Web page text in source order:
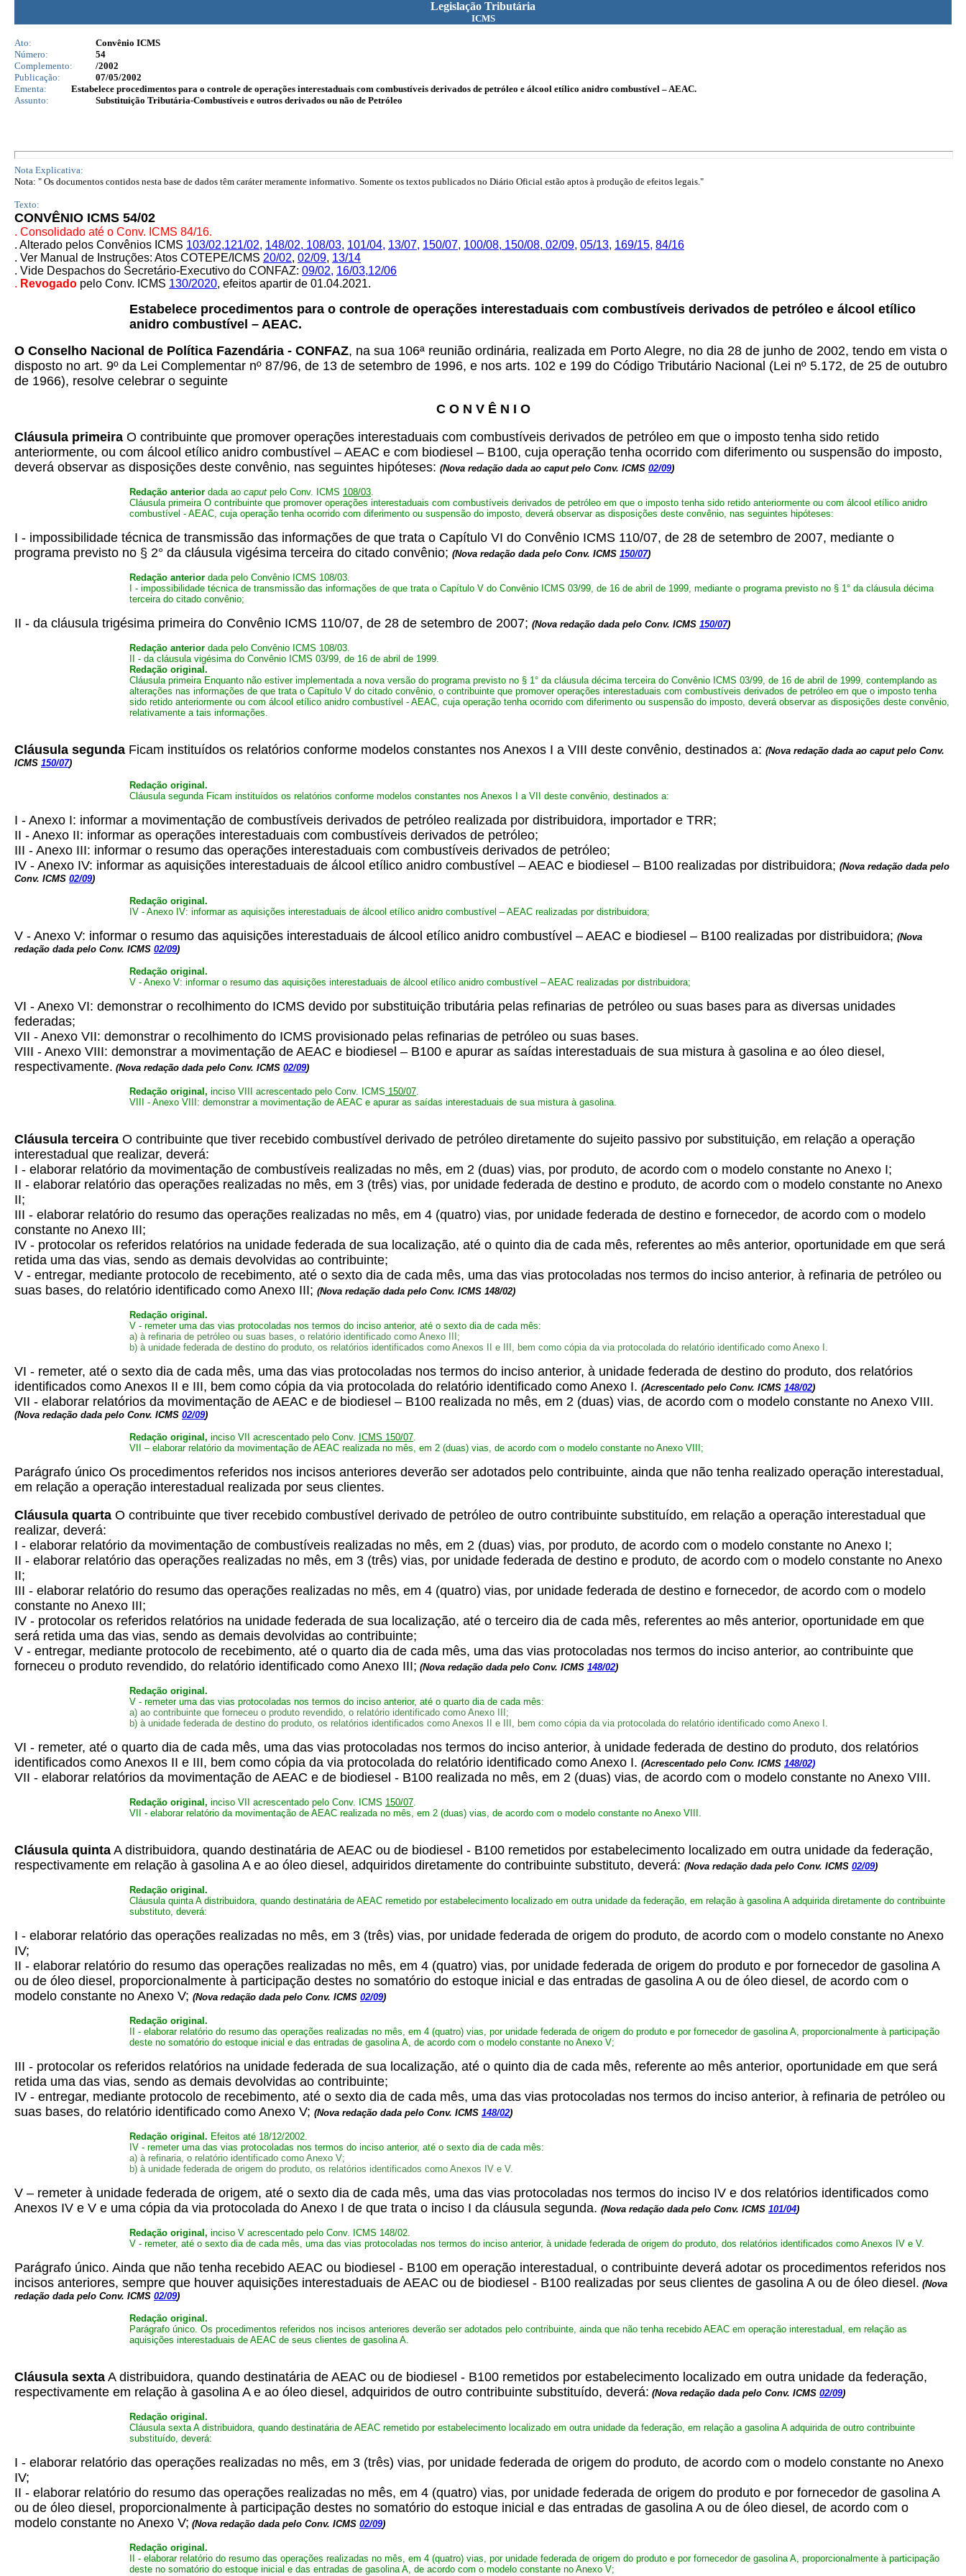
Legislação Tributária
ICMS
Ato:
Convênio ICMS
Número:
54
Complemento:
/2002
Publicação:
07/05/2002
Ementa:
Estabelece procedimentos para o controle de operações interestaduais com combustíveis derivados de petróleo e álcool etílico anidro combustível – AEAC.
Assunto:
Substituição Tributária-Combustíveis e outros derivados ou não de Petróleo
Nota Explicativa:
Nota: " Os documentos contidos nesta base de dados têm caráter meramente informativo. Somente os textos publicados no Diário Oficial estão aptos à produção de efeitos legais."
Texto:
CONVÊNIO ICMS 54/02
. Consolidado até o Conv. ICMS 84/16.
. Alterado pelos Convênios ICMS 103/02,121/02, 148/02, 108/03, 101/04, 13/07, 150/07, 100/08, 150/08, 02/09, 05/13, 169/15, 84/16
. Ver Manual de Instruções: Atos COTEPE/ICMS 20/02, 02/09, 13/14
. Vide Despachos do Secretário-Executivo do CONFAZ: 09/02, 16/03,12/06
. Revogado pelo Conv. ICMS 130/2020, efeitos apartir de 01.04.2021.
Estabelece procedimentos para o controle de operações interestaduais com combustíveis derivados de petróleo e álcool etílico
anidro combustível – AEAC.
O Conselho Nacional de Política Fazendária - CONFAZ, na sua 106ª reunião ordinária, realizada em Porto Alegre, no dia 28 de junho de 2002, tendo em vista o
disposto no art. 9º da Lei Complementar nº 87/96, de 13 de setembro de 1996, e nos arts. 102 e 199 do Código Tributário Nacional (Lei nº 5.172, de 25 de outubro
de 1966), resolve celebrar o seguinte
C O N V Ê N I O
Cláusula primeira O contribuinte que promover operações interestaduais com combustíveis derivados de petróleo em que o imposto tenha sido retido
anteriormente, ou com álcool etílico anidro combustível – AEAC e com biodiesel – B100, cuja operação tenha ocorrido com diferimento ou suspensão do imposto,
deverá observar as disposições deste convênio, nas seguintes hipóteses: (Nova redação dada ao caput pelo Conv. ICMS 02/09)
Redação anterior dada ao caput pelo Conv. ICMS 108/03.
Cláusula primeira O contribuinte que promover operações interestaduais com combustíveis derivados de petróleo em que o imposto tenha sido retido anteriormente ou com álcool etílico anidro
combustível - AEAC, cuja operação tenha ocorrido com diferimento ou suspensão do imposto, deverá observar as disposições deste convênio, nas seguintes hipóteses:
I - impossibilidade técnica de transmissão das informações de que trata o Capítulo VI do Convênio ICMS 110/07, de 28 de setembro de 2007, mediante o
programa previsto no § 2° da cláusula vigésima terceira do citado convênio; (Nova redação dada pelo Conv. ICMS 150/07)
Redação anterior dada pelo Convênio ICMS 108/03.
I - impossibilidade técnica de transmissão das informações de que trata o Capítulo V do Convênio ICMS 03/99, de 16 de abril de 1999, mediante o programa previsto no § 1° da cláusula décima
terceira do citado convênio;
II - da cláusula trigésima primeira do Convênio ICMS 110/07, de 28 de setembro de 2007; (Nova redação dada pelo Conv. ICMS 150/07)
Redação anterior dada pelo Convênio ICMS 108/03.
II - da cláusula vigésima do Convênio ICMS 03/99, de 16 de abril de 1999.
Redação original.
Cláusula primeira Enquanto não estiver implementada a nova versão do programa previsto no § 1° da cláusula décima terceira do Convênio ICMS 03/99, de 16 de abril de 1999, contemplando as
alterações nas informações de que trata o Capítulo V do citado convênio, o contribuinte que promover operações interestaduais com combustíveis derivados de petróleo em que o imposto tenha
sido retido anteriormente ou com álcool etílico anidro combustível - AEAC, cuja operação tenha ocorrido com diferimento ou suspensão do imposto, deverá observar as disposições deste convênio,
relativamente a tais informações.
Cláusula segunda Ficam instituídos os relatórios conforme modelos constantes nos Anexos I a VIII deste convênio, destinados a: (Nova redação dada ao caput pelo Conv.
ICMS 150/07)
Redação original.
Cláusula segunda Ficam instituídos os relatórios conforme modelos constantes nos Anexos I a VII deste convênio, destinados a:
I - Anexo I: informar a movimentação de combustíveis derivados de petróleo realizada por distribuidora, importador e TRR;
II - Anexo II: informar as operações interestaduais com combustíveis derivados de petróleo;
III - Anexo III: informar o resumo das operações interestaduais com combustíveis derivados de petróleo;
IV - Anexo IV: informar as aquisições interestaduais de álcool etílico anidro combustível – AEAC e biodiesel – B100 realizadas por distribuidora; (Nova redação dada pelo
Conv. ICMS 02/09)
Redação original.
IV - Anexo IV: informar as aquisições interestaduais de álcool etílico anidro combustível – AEAC realizadas por distribuidora;
V - Anexo V: informar o resumo das aquisições interestaduais de álcool etílico anidro combustível – AEAC e biodiesel – B100 realizadas por distribuidora; (Nova
redação dada pelo Conv. ICMS 02/09)
Redação original.
V - Anexo V: informar o resumo das aquisições interestaduais de álcool etílico anidro combustível – AEAC realizadas por distribuidora;
VI - Anexo VI: demonstrar o recolhimento do ICMS devido por substituição tributária pelas refinarias de petróleo ou suas bases para as diversas unidades
federadas;
VII - Anexo VII: demonstrar o recolhimento do ICMS provisionado pelas refinarias de petróleo ou suas bases.
VIII - Anexo VIII: demonstrar a movimentação de AEAC e biodiesel – B100 e apurar as saídas interestaduais de sua mistura à gasolina e ao óleo diesel,
respectivamente. (Nova redação dada pelo Conv. ICMS 02/09)
Redação original, inciso VIII acrescentado pelo Conv. ICMS 150/07.
VIII - Anexo VIII: demonstrar a movimentação de AEAC e apurar as saídas interestaduais de sua mistura à gasolina.
Cláusula terceira O contribuinte que tiver recebido combustível derivado de petróleo diretamente do sujeito passivo por substituição, em relação a operação
interestadual que realizar, deverá:
I - elaborar relatório da movimentação de combustíveis realizadas no mês, em 2 (duas) vias, por produto, de acordo com o modelo constante no Anexo I;
II - elaborar relatório das operações realizadas no mês, em 3 (três) vias, por unidade federada de destino e produto, de acordo com o modelo constante no Anexo
II;
III - elaborar relatório do resumo das operações realizadas no mês, em 4 (quatro) vias, por unidade federada de destino e fornecedor, de acordo com o modelo
constante no Anexo III;
IV - protocolar os referidos relatórios na unidade federada de sua localização, até o quinto dia de cada mês, referentes ao mês anterior, oportunidade em que será
retida uma das vias, sendo as demais devolvidas ao contribuinte;
V - entregar, mediante protocolo de recebimento, até o sexto dia de cada mês, uma das vias protocoladas nos termos do inciso anterior, à refinaria de petróleo ou
suas bases, do relatório identificado como Anexo III; (Nova redação dada pelo Conv. ICMS 148/02)
Redação original.
V - remeter uma das vias protocoladas nos termos do inciso anterior, até o sexto dia de cada mês:
a) à refinaria de petróleo ou suas bases, o relatório identificado como Anexo III;
b) à unidade federada de destino do produto, os relatórios identificados como Anexos II e III, bem como cópia da via protocolada do relatório identificado como Anexo I.
VI - remeter, até o sexto dia de cada mês, uma das vias protocoladas nos termos do inciso anterior, à unidade federada de destino do produto, dos relatórios
identificados como Anexos II e III, bem como cópia da via protocolada do relatório identificado como Anexo I. (Acrescentado pelo Conv. ICMS 148/02)
VII - elaborar relatórios da movimentação de AEAC e de biodiesel – B100 realizada no mês, em 2 (duas) vias, de acordo com o modelo constante no Anexo VIII.
(Nova redação dada pelo Conv. ICMS 02/09)
Redação original, inciso VII acrescentado pelo Conv. ICMS 150/07.
VII – elaborar relatório da movimentação de AEAC realizada no mês, em 2 (duas) vias, de acordo com o modelo constante no Anexo VIII;
Parágrafo único Os procedimentos referidos nos incisos anteriores deverão ser adotados pelo contribuinte, ainda que não tenha realizado operação interestadual,
em relação a operação interestadual realizada por seus clientes.
Cláusula quarta O contribuinte que tiver recebido combustível derivado de petróleo de outro contribuinte substituído, em relação a operação interestadual que
realizar, deverá:
I - elaborar relatório da movimentação de combustíveis realizadas no mês, em 2 (duas) vias, por produto, de acordo com o modelo constante no Anexo I;
II - elaborar relatório das operações realizadas no mês, em 3 (três) vias, por unidade federada de destino e produto, de acordo com o modelo constante no Anexo
II;
III - elaborar relatório do resumo das operações realizadas no mês, em 4 (quatro) vias, por unidade federada de destino e fornecedor, de acordo com o modelo
constante no Anexo III;
IV - protocolar os referidos relatórios na unidade federada de sua localização, até o terceiro dia de cada mês, referentes ao mês anterior, oportunidade em que
será retida uma das vias, sendo as demais devolvidas ao contribuinte;
V - entregar, mediante protocolo de recebimento, até o quarto dia de cada mês, uma das vias protocoladas nos termos do inciso anterior, ao contribuinte que
forneceu o produto revendido, do relatório identificado como Anexo III; (Nova redação dada pelo Conv. ICMS 148/02)
Redação original.
V - remeter uma das vias protocoladas nos termos do inciso anterior, até o quarto dia de cada mês:
a) ao contribuinte que forneceu o produto revendido, o relatório identificado como Anexo III;
b) à unidade federada de destino do produto, os relatórios identificados como Anexos II e III, bem como cópia da via protocolada do relatório identificado como Anexo I.
VI - remeter, até o quarto dia de cada mês, uma das vias protocoladas nos termos do inciso anterior, à unidade federada de destino do produto, dos relatórios
identificados como Anexos II e III, bem como cópia da via protocolada do relatório identificado como Anexo I. (Acrescentado pelo Conv. ICMS 148/02)
VII - elaborar relatórios da movimentação de AEAC e de biodiesel - B100 realizada no mês, em 2 (duas) vias, de acordo com o modelo constante no Anexo VIII.
Redação original, inciso VII acrescentado pelo Conv. ICMS 150/07.
VII - elaborar relatório da movimentação de AEAC realizada no mês, em 2 (duas) vias, de acordo com o modelo constante no Anexo VIII.
Cláusula quinta A distribuidora, quando destinatária de AEAC ou de biodiesel - B100 remetidos por estabelecimento localizado em outra unidade da federação,
respectivamente em relação à gasolina A e ao óleo diesel, adquiridos diretamente do contribuinte substituto, deverá: (Nova redação dada pelo Conv. ICMS 02/09)
Redação original.
Cláusula quinta A distribuidora, quando destinatária de AEAC remetido por estabelecimento localizado em outra unidade da federação, em relação à gasolina A adquirida diretamente do contribuinte
substituto, deverá:
I - elaborar relatório das operações realizadas no mês, em 3 (três) vias, por unidade federada de origem do produto, de acordo com o modelo constante no Anexo
IV;
II - elaborar relatório do resumo das operações realizadas no mês, em 4 (quatro) vias, por unidade federada de origem do produto e por fornecedor de gasolina A
ou de óleo diesel, proporcionalmente à participação destes no somatório do estoque inicial e das entradas de gasolina A ou de óleo diesel, de acordo com o
modelo constante no Anexo V; (Nova redação dada pelo Conv. ICMS 02/09)
Redação original.
II - elaborar relatório do resumo das operações realizadas no mês, em 4 (quatro) vias, por unidade federada de origem do produto e por fornecedor de gasolina A, proporcionalmente à participação
deste no somatório do estoque inicial e das entradas de gasolina A, de acordo com o modelo constante no Anexo V;
III - protocolar os referidos relatórios na unidade federada de sua localização, até o quinto dia de cada mês, referente ao mês anterior, oportunidade em que será
retida uma das vias, sendo as demais devolvidas ao contribuinte;
IV - entregar, mediante protocolo de recebimento, até o sexto dia de cada mês, uma das vias protocoladas nos termos do inciso anterior, à refinaria de petróleo ou
suas bases, do relatório identificado como Anexo V; (Nova redação dada pelo Conv. ICMS 148/02)
Redação original. Efeitos até 18/12/2002.
IV - remeter uma das vias protocoladas nos termos do inciso anterior, até o sexto dia de cada mês:
a) à refinaria, o relatório identificado como Anexo V;
b) à unidade federada de origem do produto, os relatórios identificados como Anexos IV e V.
V – remeter à unidade federada de origem, até o sexto dia de cada mês, uma das vias protocoladas nos termos do inciso IV e dos relatórios identificados como
Anexos IV e V e uma cópia da via protocolada do Anexo I de que trata o inciso I da cláusula segunda. (Nova redação dada pelo Conv. ICMS 101/04)
Redação original, inciso V acrescentado pelo Conv. ICMS 148/02.
V - remeter, até o sexto dia de cada mês, uma das vias protocoladas nos termos do inciso anterior, à unidade federada de origem do produto, dos relatórios identificados como Anexos IV e V.
Parágrafo único. Ainda que não tenha recebido AEAC ou biodiesel - B100 em operação interestadual, o contribuinte deverá adotar os procedimentos referidos nos
incisos anteriores, sempre que houver aquisições interestaduais de AEAC ou de biodiesel - B100 realizadas por seus clientes de gasolina A ou de óleo diesel. (Nova
redação dada pelo Conv. ICMS 02/09)
Redação original.
Parágrafo único. Os procedimentos referidos nos incisos anteriores deverão ser adotados pelo contribuinte, ainda que não tenha recebido AEAC em operação interestadual, em relação as
aquisições interestaduais de AEAC de seus clientes de gasolina A.
Cláusula sexta A distribuidora, quando destinatária de AEAC ou de biodiesel - B100 remetidos por estabelecimento localizado em outra unidade da federação,
respectivamente em relação à gasolina A e ao óleo diesel, adquiridos de outro contribuinte substituído, deverá: (Nova redação dada pelo Conv. ICMS 02/09)
Redação original.
Cláusula sexta A distribuidora, quando destinatária de AEAC remetido por estabelecimento localizado em outra unidade da federação, em relação a gasolina A adquirida de outro contribuinte
substituído, deverá:
I - elaborar relatório das operações realizadas no mês, em 3 (três) vias, por unidade federada de origem do produto, de acordo com o modelo constante no Anexo
IV;
II - elaborar relatório do resumo das operações realizadas no mês, em 4 (quatro) vias, por unidade federada de origem do produto e por fornecedor de gasolina A
ou de óleo diesel, proporcionalmente à participação destes no somatório do estoque inicial e das entradas de gasolina A ou de óleo diesel, de acordo com o
modelo constante no Anexo V; (Nova redação dada pelo Conv. ICMS 02/09)
Redação original.
II - elaborar relatório do resumo das operações realizadas no mês, em 4 (quatro) vias, por unidade federada de origem do produto e por fornecedor de gasolina A, proporcionalmente à participação
deste no somatório do estoque inicial e das entradas de gasolina A, de acordo com o modelo constante no Anexo V;